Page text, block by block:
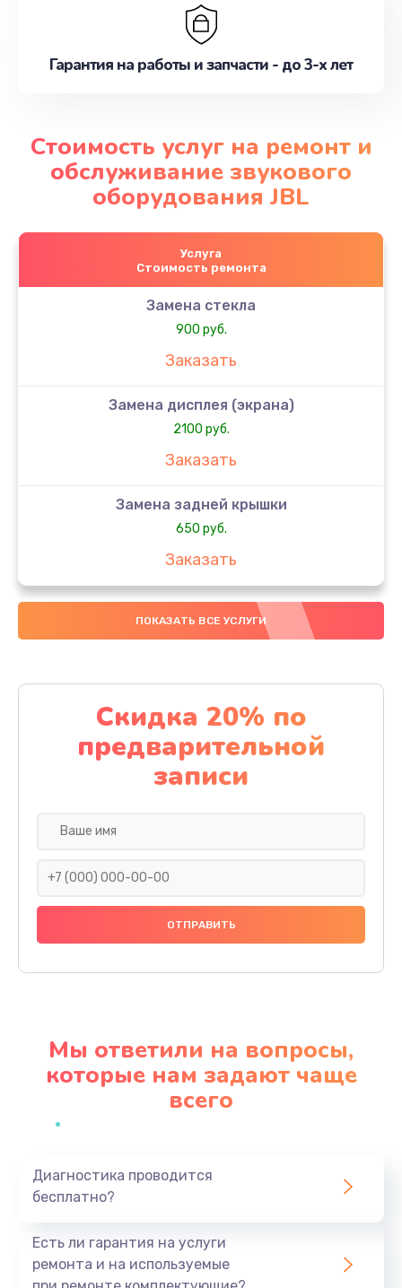
Гарантия на работы и запчасти - до 3-х лет
Стоимость услуг на ремонт и
обслуживание звукового
оборудования JBL
Услуга
Стоимость ремонта
Замена стекла
900 руб.
Заказать
Замена дисплея (экрана)
2100 руб.
Заказать
Замена задней крышки
650 руб.
Заказать
Замена аккумулятора
4000 руб.
Замена материнской платы
1100 руб.
Заказать
Замена праймера
1000 руб.
Заказать
Профилактическая чистка
Заказать
ПОКАЗАТЬ ВСЕ УСЛУГИ
Скидка 20% по
предварительной
записи
Мы ответили на вопросы,
которые нам задают чаще
всего
Диагностика проводится
бесплатно?
Есть ли гарантия на услуги
ремонта и на используемые